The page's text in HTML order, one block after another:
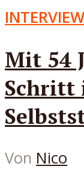
Mit 54
Schritt
Von Nico